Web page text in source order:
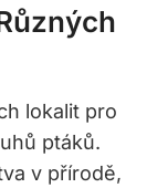
lokalit pro
ptáků.
v přírodě,